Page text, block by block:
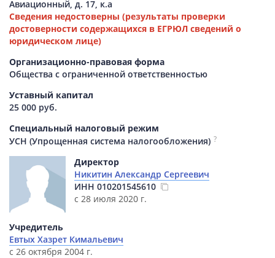
Авиационный, д. 17, к.а
Сведения недостоверны (результаты проверки
достоверности содержащихся в ЕГРЮЛ сведений о
юридическом лице)
Организационно-правовая форма
Общества с ограниченной ответственностью
Уставный капитал
25 000 руб.
Специальный налоговый режим
УСН (Упрощенная система налогообложения) ?
Директор
Никитин Александр Сергеевич
ИНН 010201545610
с 28 июля 2020 г.
Учредитель
Евтых Хазрет Кимальевич
с 26 октября 2004 г.